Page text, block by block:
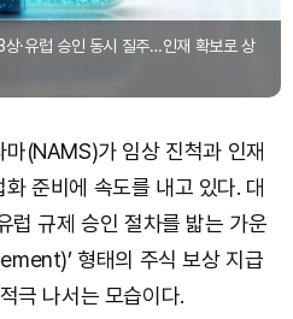
·유럽 승인 동시 질주…인재 확보로 상
(NAMS)가 임상 진척과 인재
준비에 속도를 내고 있다. 대
럽 규제 승인 절차를 밟는 가운
형태의 주식 보상 지급
극 나서는 모습이다.